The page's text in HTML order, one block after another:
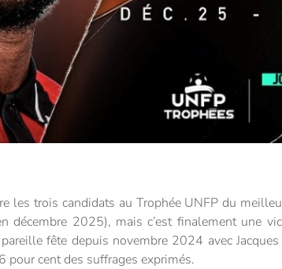
les trois candidats au Trophée UNFP du
décembre 2025), mais c’est finalement une
fête depuis novembre 2024 avec
pour cent des suffrages exprimés.